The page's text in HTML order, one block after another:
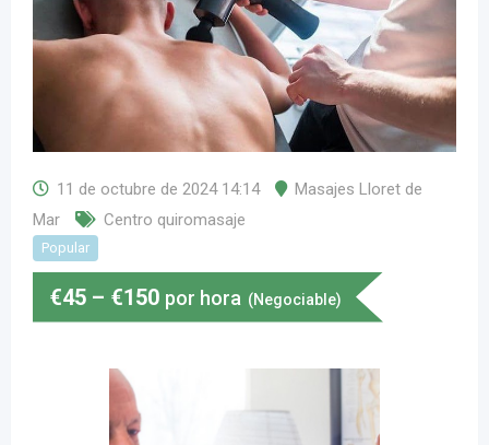
11 de octubre de 2024 14:14
Masajes Lloret de
Mar
Centro quiromasaje
Popular
€45 – €150 por hora (Negociable)